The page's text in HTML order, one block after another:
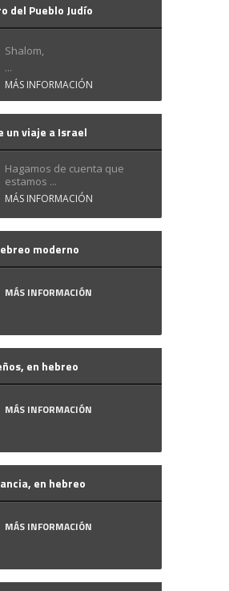
del Pueblo Judío
Shalom,
...
MÁS INFORMACIÓN
un viaje a Israel
Hagamos de cuenta que
estamos ...
MÁS INFORMACIÓN
moderno
MÁS INFORMACIÓN
en hebreo
MÁS INFORMACIÓN
en hebreo
MÁS INFORMACIÓN